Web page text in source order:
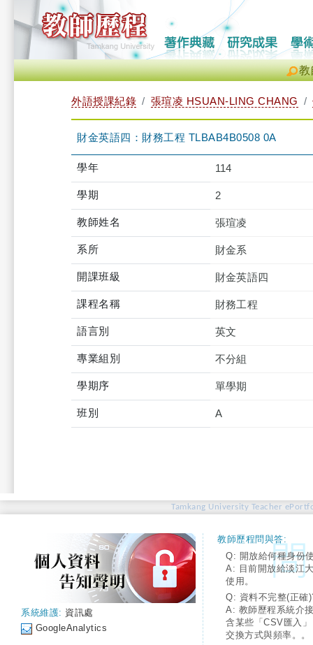
教
外語授課紀錄 張瑄凌 HSUAN-LING CHANG
財金英語四：財務工程 TLBAB4B0508 0A
學年 114
學期 2
教師姓名 張瑄凌
系所 財金系
開課班級 財金英語四
課程名稱 財務工程
語言別 英文
專業組別 不分組
學期序 單學期
班別 A
Tamkang University Teacher
系統維護: 資訊處
GoogleAnalytics
教師歷程問與答:
Q: 開放給何種身份
A: 目前開放給淡江
使用。
Q: 資料不完整(正確
A: 教師歷程系統介
含某些「CSV匯入
交換方式與頻率。。